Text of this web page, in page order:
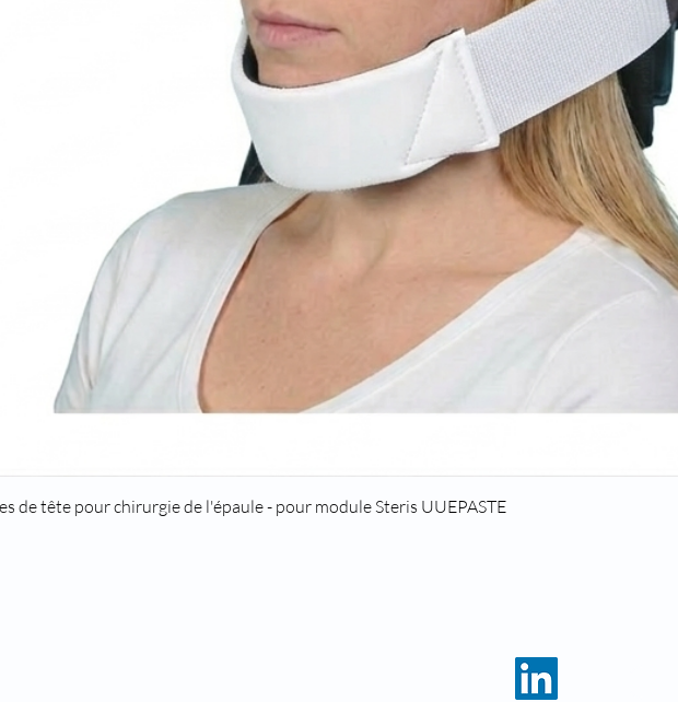
Quick View
de tête pour chirurgie de l'épaule - pour module Steris UUEPASTE